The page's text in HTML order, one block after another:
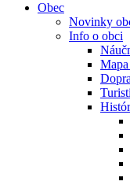
Obec
Novinky
Info o obci